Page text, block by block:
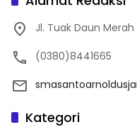
Jl. Tuak Daun
(0380)8441665
Kategori